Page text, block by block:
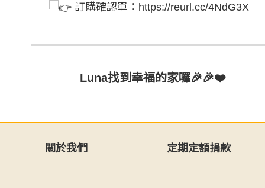
訂購確認單： https://reurl.cc/4NdG3X
Luna找到幸福的家囉🎉🎉❤️
關於我們 定期定額捐款